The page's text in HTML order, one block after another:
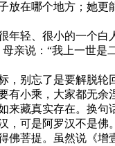
在哪个地方；她
轻、很小的一个
亲说：“我上一世
别忘了是要解脱
小乘，大家都无
藏真实存在。换
可是阿罗汉不是佛。
菩提。虽然说《